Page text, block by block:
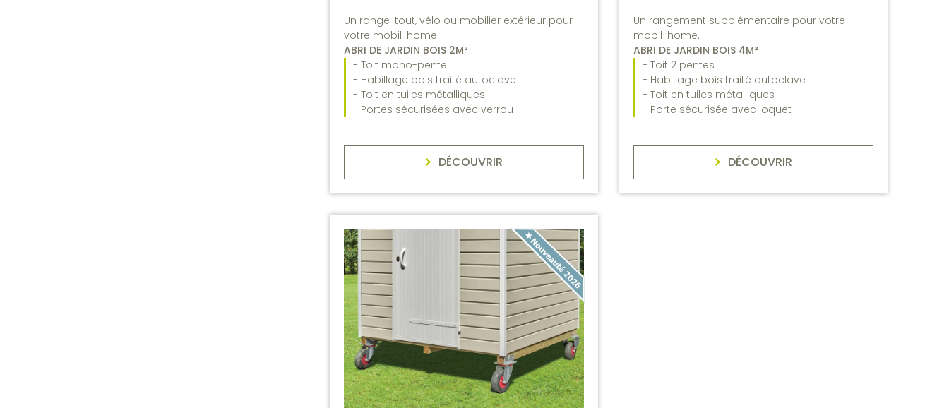
Un range-tout, vélo ou mobilier extérieur pour
votre mobil-home.
ABRI DE JARDIN BOIS 2M²
- Toit mono-pente
- Habillage bois traité autoclave
- Toit en tuiles métalliques
- Portes sécurisées avec verrou
DÉCOUVRIR
Un rangement supplémentaire pour votre
mobil-home.
ABRI DE JARDIN BOIS 4M²
- Toit 2 pentes
- Habillage bois traité autoclave
- Toit en tuiles métalliques
- Porte sécurisée avec loquet
DÉCOUVRIR